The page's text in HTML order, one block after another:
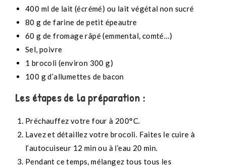
400 ml de lait (écrémé) ou lait végétal non sucré
80 g de farine de petit épeautre
60 g de fromage râpé (emmental, comté…)
Sel, poivre
1 brocoli (environ 300 g)
100 g d’allumettes de bacon
Les étapes de la préparation :
Préchauffez votre four à 200°C.
Lavez et détaillez votre brocoli. Faites le cuire à
l’autocuiseur 12 min ou à l’eau 20 min.
Pendant ce temps, mélangez tous tous les